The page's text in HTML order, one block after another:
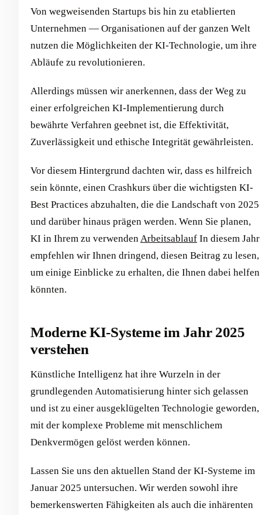
Von wegweisenden Startups bis hin zu etablierten
Unternehmen — Organisationen auf der ganzen Welt
nutzen die Möglichkeiten der KI-Technologie, um ihre
Abläufe zu revolutionieren.
Allerdings müssen wir anerkennen, dass der Weg zu
einer erfolgreichen KI-Implementierung durch
bewährte Verfahren geebnet ist, die Effektivität,
Zuverlässigkeit und ethische Integrität gewährleisten.
Vor diesem Hintergrund dachten wir, dass es hilfreich
sein könnte, einen Crashkurs über die wichtigsten KI-
Best Practices abzuhalten, die die Landschaft von 2025
und darüber hinaus prägen werden. Wenn Sie planen,
KI in Ihrem zu verwendenArbeitsablauf In diesem Jahr
empfehlen wir Ihnen dringend, diesen Beitrag zu lesen,
um einige Einblicke zu erhalten, die Ihnen dabei helfen
könnten.
Moderne KI-Systeme im Jahr 2025
verstehen
Künstliche Intelligenz hat ihre Wurzeln in der
grundlegenden Automatisierung hinter sich gelassen
und ist zu einer ausgeklügelten Technologie geworden,
mit der komplexe Probleme mit menschlichem
Denkvermögen gelöst werden können.
Lassen Sie uns den aktuellen Stand der KI-Systeme im
Januar 2025 untersuchen. Wir werden sowohl ihre
bemerkenswerten Fähigkeiten als auch die inhärenten